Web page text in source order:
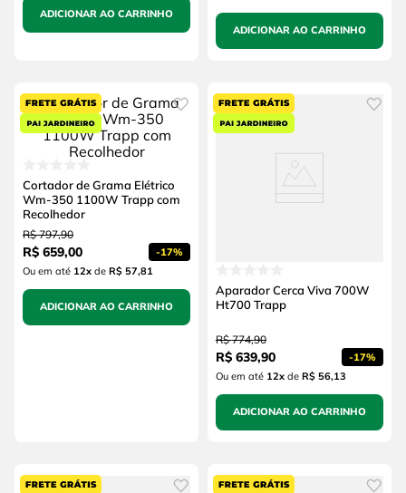
ADICIONAR AO CARRINHO
ADICIONAR AO CARRINHO
Cortador de Grama Elétrico
Wm-350 1100W Trapp com
Recolhedor
R$ 797,90
R$ 659,00 -17%
Ou em até 12xde R$ 57,81
ADICIONAR AO CARRINHO
Aparador Cerca Viva 700W
Ht700 Trapp
R$ 774,90
R$ 639,90 -17%
Ou em até 12xde R$ 56,13
ADICIONAR AO CARRINHO